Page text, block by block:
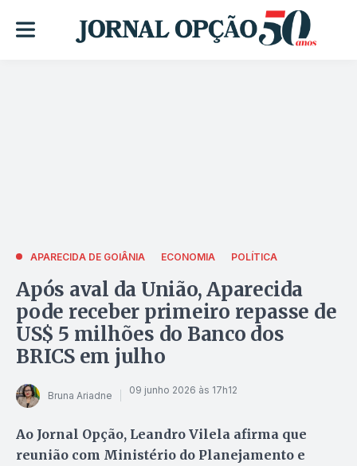
APARECIDA DE GOIÂNIA ECONOMIA POLÍTICA
Após aval da União, Aparecida
pode receber primeiro repasse de
US$ 5 milhões do Banco dos
BRICS em julho
Bruna Ariadne 09 junho 2026 às 17h12
Ao Jornal Opção, Leandro Vilela afirma que
reunião com Ministério do Planejamento e